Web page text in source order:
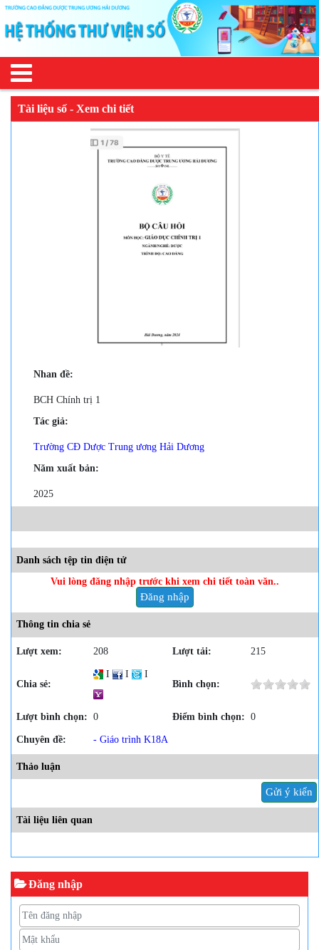
Tài liệu số - Xem chi tiết
Nhan đề:
BCH Chính trị 1
Tác giả:
Trường CĐ Dược Trung ương Hải Dương
Năm xuất bản:
2025
Danh sách tệp tin điện tử
Vui lòng đăng nhập trước khi xem chi tiết toàn văn..
Đăng nhập
Thông tin chia sẻ
Lượt xem: 208 Lượt tải: 215
Chia sẻ:
I I
I
Bình chọn:
Lượt bình chọn: 0 Điểm bình chọn: 0
Chuyên đề: - Giáo trình K18A
Thảo luận
Gửi ý kiến
Tài liệu liên quan
Đăng nhập